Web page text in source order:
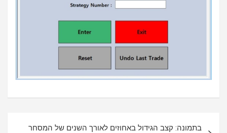
בתמונה: קצב הגידול באחוזים לאורך השנים של המסחר